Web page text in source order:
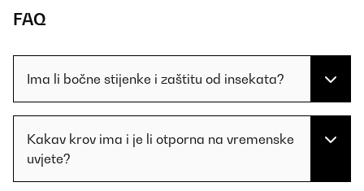
FAQ
Ima li bočne stijenke i zaštitu od insekata?
Kakav krov ima i je li otporna na vremenske
uvjete?